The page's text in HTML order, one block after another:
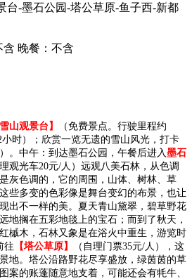
台-墨石公园-塔公草原-鱼子西-新都
含 晚餐：不含
山观景台】
（免费景点。行驶里程约
小时）；欣赏一览无遗的雪山风光，打卡
。中午：到达墨石公园，午餐后进入 墨石
观光车20元/人）远观八美石林，从色调
灰色调的，它的周围，山体、树林、草
些多变的色彩像是舞台变幻的布景，也让
出不一样的美。夏天青山黛翠，碧草野花
地搁在五彩地毯上的宝石；而到了秋天，
槭木，石林又象是在浴火中重生，游览时
往 【塔公草原】
（自理门票35元/人），这
地。塔公沿路野花尽享盛放，绿茵茵的草
案的账蓬随意地支着，可能还会有牦牛、